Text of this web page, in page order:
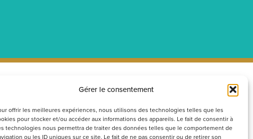
Gérer le consentement
offrir les meilleures expériences, nous utilisons des technologies telles que les
pour stocker et/ou accéder aux informations des appareils. Le fait de consentir à
technologies nous permettra de traiter des données telles que le comportement de
ou les ID uniques sur ce site. Le fait de ne pas consentir ou de retirer son
Découvrez nos offres d’emploi ou
envoyez votre candidature
spontanée
sociaux